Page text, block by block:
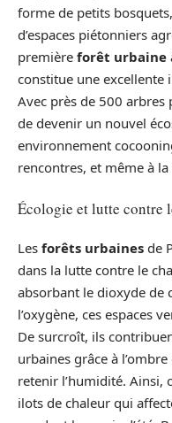
forme de petits
d’espaces piétonniers
première forêt urbaine
constitue une excellente
Avec près de 500 arbres
de devenir un nouvel
environnement
rencontres, et même à la
Écologie et lutte contre
Les forêts urbaines de
dans la lutte contre le
absorbant le dioxyde de
l’oxygène, ces espaces
De surcroît, ils
urbaines grâce à
retenir l’humidité. Ainsi,
ilots de chaleur qui